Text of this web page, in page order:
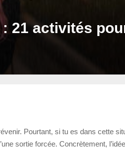
21 activités
Pourtant, si tu es dans cette
sortie forcée. Concrètement,